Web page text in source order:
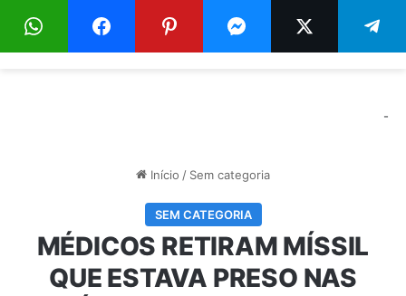
Menu
-
Início / Sem categoria
SEM CATEGORIA
MÉDICOS RETIRAM MÍSSIL
QUE ESTAVA PRESO NAS